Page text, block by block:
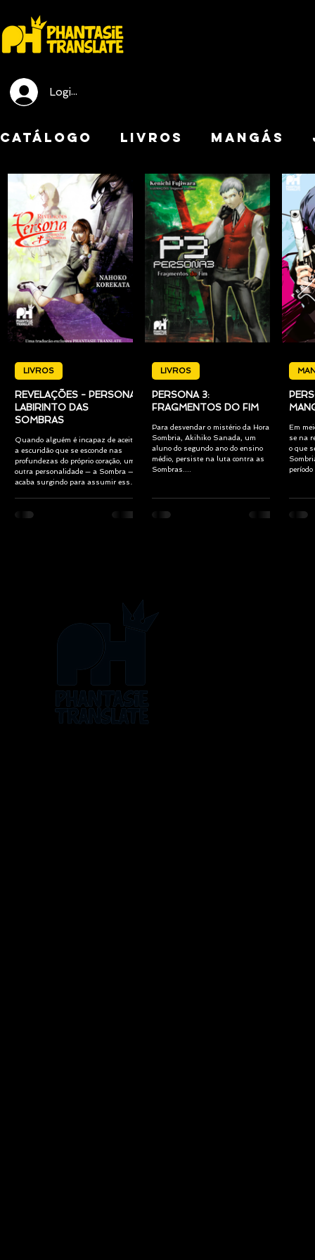
Login / Registre-se
CATÁLOGO LIVROS MANGÁS
REVELAÇÕES - PERSONA:
LABIRINTO DAS
SOMBRAS
Quando alguém é incapaz de aceitar
a escuridão que se esconde nas
profundezas do próprio coração, uma
outra personalidade — a Sombra —
acaba surgindo para assumir esse
acreditara ser, Maki Sonomura
LIVROS
PERSONA 3:
FRAGMENTOS DO FIM
Para desvendar o mistério da Hora
Sombria, Akihiko Sanada, um
aluno do segundo ano do ensino
médio, persiste na luta contra as
Sombras....
LIVROS
Em
se na
o que
período